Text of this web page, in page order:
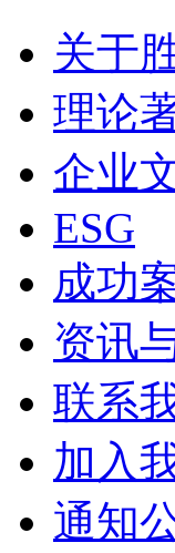
关于
理论
企业
ESG
成功
资讯
联系
加入
通知